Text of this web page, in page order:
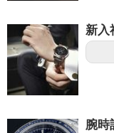
新入
腕時